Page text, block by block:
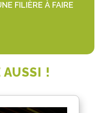
FILIÈRE À FAIRE
!